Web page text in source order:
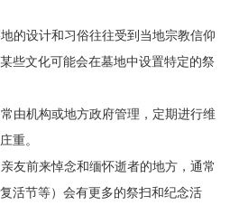
的设计和习俗往往受到当地宗教信仰
些文化可能会在墓地中设置特定的祭
由机构或地方政府管理，定期进行维
重。
友前来悼念和缅怀逝者的地方，通常
活节等）会有更多的祭扫和纪念活